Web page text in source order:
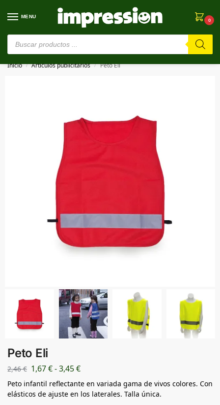
MENU
0
⚠️ Estamos en pruebas. Si algo falla, ¡Perdón!⚠️
Inicio / Artículos publicitarios / Peto Eli
Peto Eli
2,46€ 1,67€-3,45€
Peto infantil reflectante en variada gama de vivos colores. Con
elásticos de ajuste en los laterales. Talla única.